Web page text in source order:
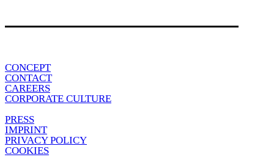
CONCEPT
CONTACT
CAREERS
CORPORATE CULTURE
PRESS
IMPRINT
PRIVACY POLICY
COOKIES